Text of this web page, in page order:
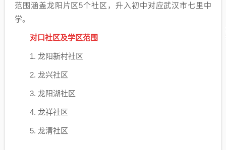
范围涵盖龙阳片区5个社区，升入初中对应武汉市七里中
学。
对口社区及学区范围
1. 龙阳新村社区
2. 龙兴社区
3. 龙阳湖社区
4. 龙祥社区
5. 龙清社区